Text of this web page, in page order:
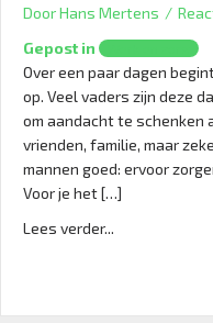
DoorHans Mertens /
Gepost in
Over een paar dagen
op. Veel vaders zijn deze
om aandacht te schenken
vrienden, familie, maar
mannen goed: ervoor
Voor je het […]
Lees verder...